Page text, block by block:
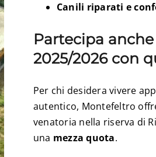
Canili riparati e
Partecipa
2025/2026 con
Per chi desidera vivere
autentico, Montefeltro
venatoria nella riserva di
una mezza quota.